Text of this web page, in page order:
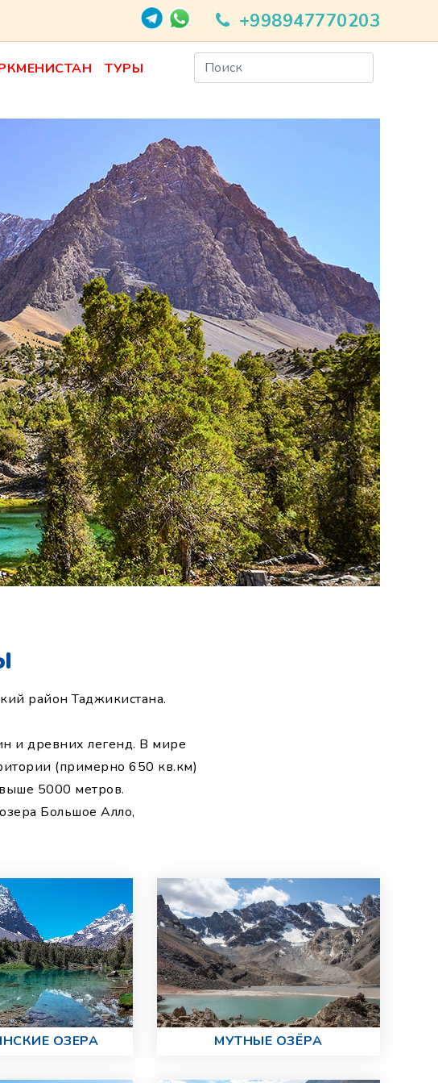
+998947770203
ТУРЫ
район Таджикистана.
и древних легенд. В мире
(примерно 650 кв.км)
5000 метров.
Большое Алло,
ОЗЕРА МУТНЫЕ ОЗЁРА